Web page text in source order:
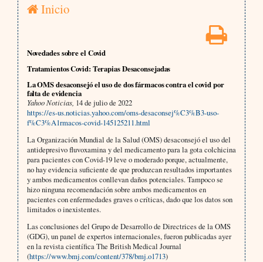
Inicio
Novedades sobre el Covid
Tratamientos Covid: Terapias Desaconsejadas
La OMS desaconsejó el uso de dos fármacos contra el covid por
falta de evidencia
Yahoo Noticias, 14 de julio de 2022
https://es-us.noticias.yahoo.com/oms-desaconsej%C3%B3-uso-
f%C3%A1rmacos-covid-145125211.html
La Organización Mundial de la Salud (OMS) desaconsejó el uso del
antidepresivo fluvoxamina y del medicamento para la gota colchicina
para pacientes con Covid-19 leve o moderado porque, actualmente,
no hay evidencia suficiente de que produzcan resultados importantes
y ambos medicamentos conllevan daños potenciales. Tampoco se
hizo ninguna recomendación sobre ambos medicamentos en
pacientes con enfermedades graves o críticas, dado que los datos son
limitados o inexistentes.
Las conclusiones del Grupo de Desarrollo de Directrices de la OMS
(GDG), un panel de expertos internacionales, fueron publicadas ayer
en la revista científica The British Medical Journal
(https://www.bmj.com/content/378/bmj.o1713)